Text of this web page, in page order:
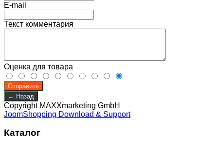
E-mail
Текст комментария
Оценка для товара
Copyright MAXXmarketing GmbH
JoomShopping Download & Support
Каталог